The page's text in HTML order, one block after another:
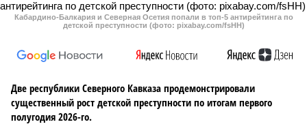
Кабардино-Балкария и Северная Осетия попали в топ-5 антирейтинга по
детской преступности (фото: pixabay.com/fsHH)
Две республики Северного Кавказа продемонстрировали
существенный рост детской преступности по итогам первого
полугодия 2026-го.